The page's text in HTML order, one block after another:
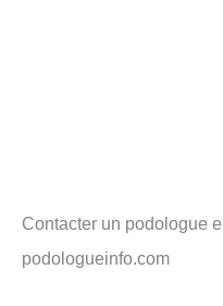
Contacter un podologue
podologueinfo.com